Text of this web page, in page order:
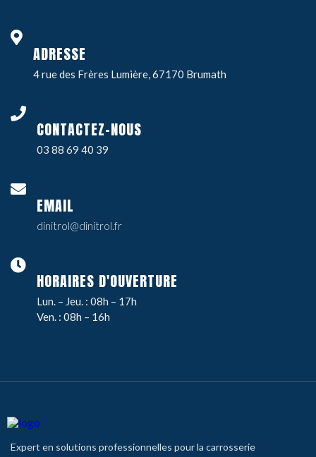
ADRESSE
4 rue des Frères Lumière, 67170 Brumath
CONTACTEZ-NOUS
03 88 69 40 39
EMAIL
dinitrol@dinitrol.fr
HORAIRES D'OUVERTURE
Lun. – Jeu. : 08h – 17h
Ven. : 08h – 16h
Expert en solutions professionnelles pour la carrosserie